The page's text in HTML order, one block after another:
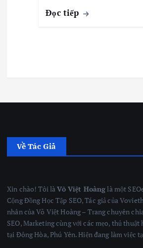
Đọc tiếp
Về Tác Giả
Xin chào! Tôi làVõ Việt Hoànglà một
Cộng Đồng Học Tập SEO, Tác giả của
nhân của Võ Việt Hoàng – Trang chuyên
SEO, Marketing cùng với các mẹo, thủ
tại Đông Hòa, Phú Yên. Hiện đang làm việc